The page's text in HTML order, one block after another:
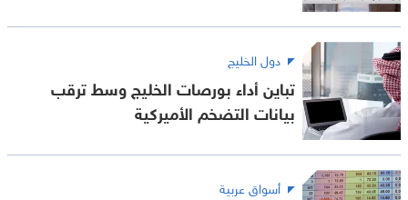
دول الخليج
تباين أداء بورصات الخليج وسط ترقب
بيانات التضخم الأميركية
أسواق عربية